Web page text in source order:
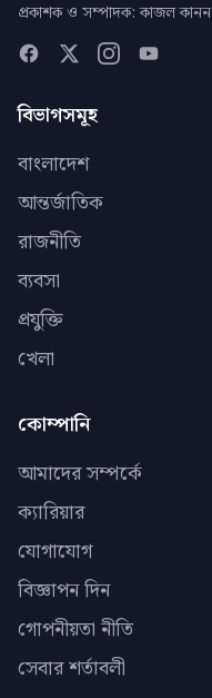
প্রকাশক ও সম্পাদক: কাজল কানন
বিভাগসমূহ
বাংলাদেশ
আন্তর্জাতিক
রাজনীতি
ব্যবসা
প্রযুক্তি
খেলা
কোম্পানি
আমাদের সম্পর্কে
ক্যারিয়ার
যোগাযোগ
বিজ্ঞাপন দিন
গোপনীয়তা নীতি
সেবার শর্তাবলী